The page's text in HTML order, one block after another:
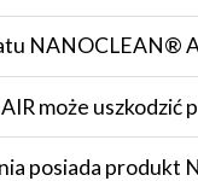
NANOCLEAN®
może uszkodzić
posiada produkt